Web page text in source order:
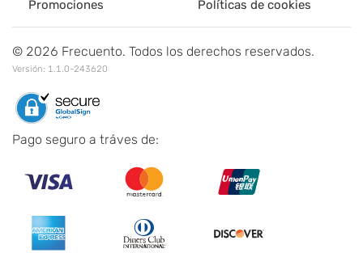
Promociones
Políticas de cookies
© 2026 Frecuento. Todos los derechos reservados.
Versión: 1.1.0-243620
Pago seguro a tráves de: